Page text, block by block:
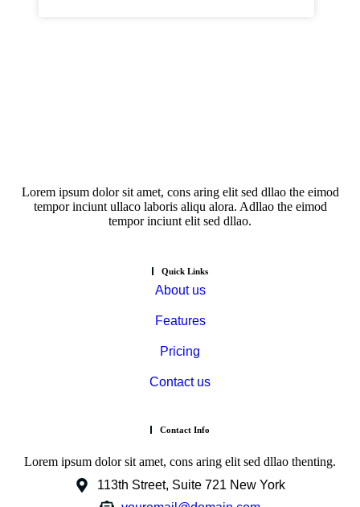
Lorem ipsum dolor sit amet, cons aring elit sed dllao the eimod
tempor inciunt ullaco laboris aliqu alora. Adllao the eimod
tempor inciunt elit sed dllao.
Quick Links
About us
Features
Pricing
Contact us
Contact Info
Lorem ipsum dolor sit amet, cons aring elit sed dllao thenting.
113th Street, Suite 721 New York